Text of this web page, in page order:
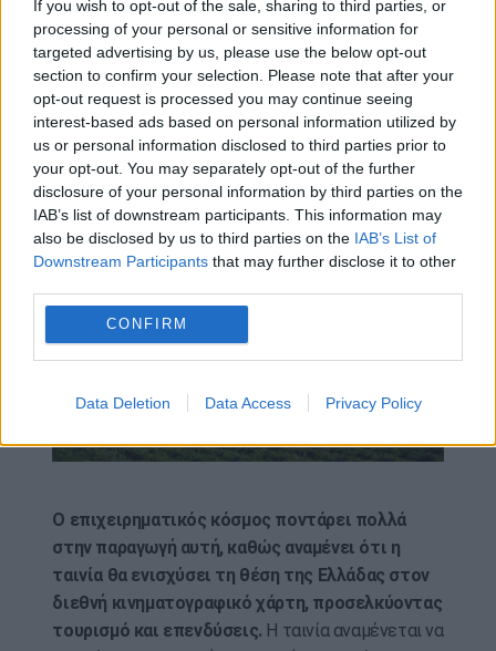
If you wish to opt-out of the sale, sharing to third parties, or
processing of your personal or sensitive information for
targeted advertising by us, please use the below opt-out
section to confirm your selection. Please note that after your
opt-out request is processed you may continue seeing
interest-based ads based on personal information utilized by
us or personal information disclosed to third parties prior to
your opt-out. You may separately opt-out of the further
disclosure of your personal information by third parties on the
IAB’s list of downstream participants. This information may
also be disclosed by us to third parties on the IAB’s List of
Downstream Participants that may further disclose it to other
CONFIRM
Data Deletion Data Access Privacy Policy
Ο επιχειρηματικός κόσμος ποντάρει πολλά
στην παραγωγή αυτή, καθώς αναμένει ότι η
ταινία θα ενισχύσει τη θέση της Ελλάδας στον
διεθνή κινηματογραφικό χάρτη, προσελκύοντας
τουρισμό και επενδύσεις. Η ταινία αναμένεται να